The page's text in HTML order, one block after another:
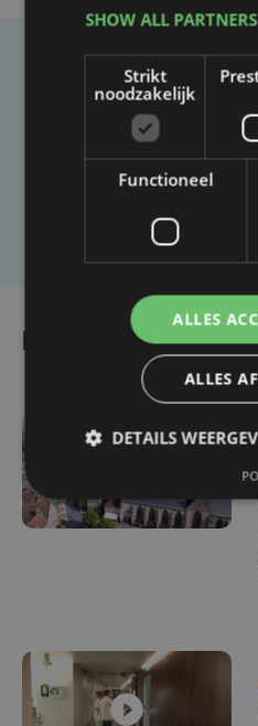
Taalfout
Heb je een taal- of
Laat het
Lees ook
SHOW ALL
Strikt
noodzakelijk
Functioneel
ALLES
ALLES
DETAILS